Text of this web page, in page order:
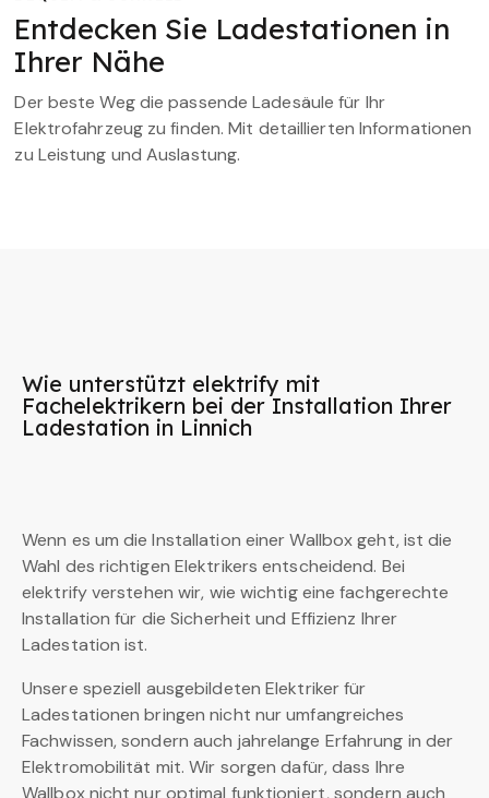
Entdecken Sie Ladestationen in
Ihrer Nähe
Der beste Weg die passende Ladesäule für Ihr
Elektrofahrzeug zu finden. Mit detaillierten Informationen
zu Leistung und Auslastung.
Wie unterstützt elektrify mit
Fachelektrikern bei der Installation Ihrer
Ladestation in Linnich
Wenn es um die Installation einer Wallbox geht, ist die
Wahl des richtigen Elektrikers entscheidend. Bei
elektrify verstehen wir, wie wichtig eine fachgerechte
Installation für die Sicherheit und Effizienz Ihrer
Ladestation ist.
Unsere speziell ausgebildeten Elektriker für
Ladestationen bringen nicht nur umfangreiches
Fachwissen, sondern auch jahrelange Erfahrung in der
Elektromobilität mit. Wir sorgen dafür, dass Ihre